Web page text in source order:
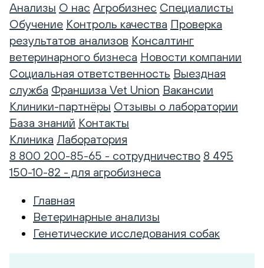
Анализы О нас Агробизнес Специалисты
Обучение Контроль качества Проверка
результатов анализов Консалтинг
ветеринарного бизнеса Новости компании
Социальная ответственность Выездная
служба Франшиза Vet Union Вакансии
Клиники-партнёры Отзывы о лаборатории
База знаний Контакты
Клиника Лаборатория
8 800 200-85-65 - сотрудничество 8 495
150-10-82 - для агробизнеса
Главная
Ветеринарные анализы
Генетические исследования собак